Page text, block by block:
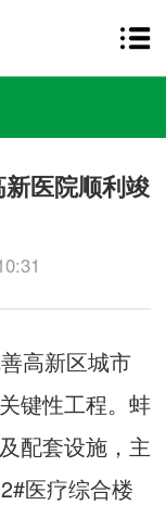
医院顺利竣
高新区城市
键性工程。蚌
配套设施，主
医疗综合楼